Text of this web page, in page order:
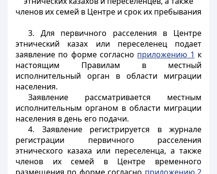
членов их семей в Центре и срок их пребывания
3. Для первичного расселения в Центре
этнический казах или переселенец подает
заявление по форме согласно приложению 1 к
настоящим Правилам в местный
исполнительный орган в области миграции
населения.
Заявление рассматривается местным
исполнительным органом в области миграции
населения в день его подачи.
4. Заявление регистрируется в журнале
регистрации первичного расселения
этнического казаха или переселенца, а также
членов их семей в Центре временного